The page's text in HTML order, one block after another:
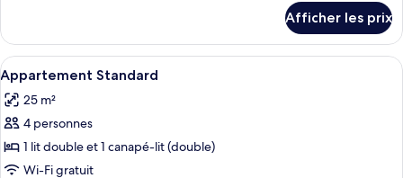
Chambre
double
Chambre
double
Afficher les prix
Afficher
toutes
les
photos
pour
ce
Une cuisine compacte avec une
3
Appartement Standard
25 m²
4 personnes
1 lit double et 1 canapé-lit (double)
Wi-Fi gratuit